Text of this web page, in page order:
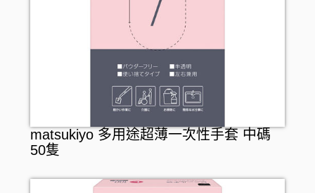
matsukiyo 多用途超薄一次性手套 中碼
50隻